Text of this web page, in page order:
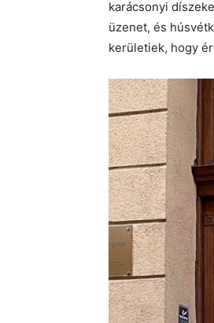
karácsonyi
üzenet, és
kerületiek, hogy